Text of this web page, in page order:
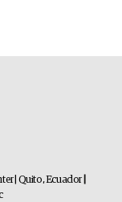
| Quito, Ecuador